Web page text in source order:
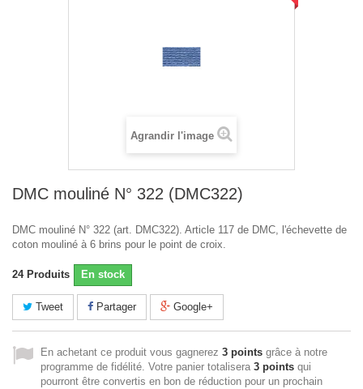
Agrandir l'image
DMC mouliné N° 322 (DMC322)
DMC mouliné N° 322 (art. DMC322). Article 117 de DMC, l'échevette de
coton mouliné à 6 brins pour le point de croix.
24 Produits En stock
Tweet Partager Google+
En achetant ce produit vous gagnerez 3 points grâce à notre
programme de fidélité. Votre panier totalisera 3 points qui
pourront être convertis en bon de réduction pour un prochain